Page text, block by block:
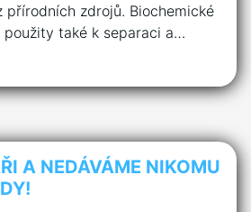
přírodních zdrojů. Biochemické
také k separaci a…
A NEDÁVÁME NIKOMU